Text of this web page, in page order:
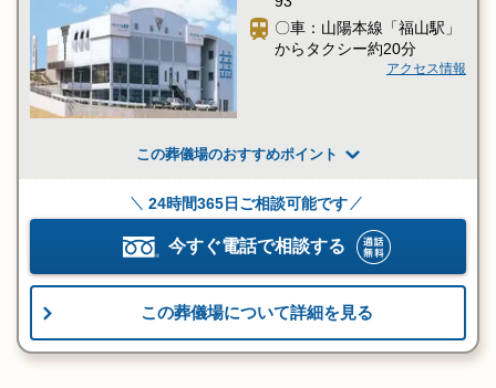
〇車：山陽本線「福山駅」
からタクシー約20分
アクセス情報
この葬儀場のおすすめポイント
24時間365日ご相談可能です
今すぐ電話で相談する
この葬儀場について詳細を見る